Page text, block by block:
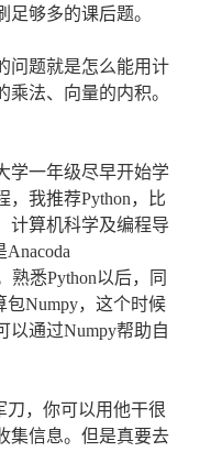
够多的课后题。
问题就是怎么能用计
法、向量的内积。
学一年级尽早开始学
，我推荐Python，比
计算机科学及编程导
熟悉Python以后，同
包Numpy，这个时候
以通过Numpy帮助自
刀，你可以用他干很
集信息。但是真要去